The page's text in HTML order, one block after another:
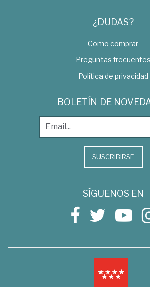
¿DUDAS?
Como comprar
Preguntas frecuentes
Política de privacidad
BOLETÍN DE
SUSCRIBIRSE
SÍGUENOS EN